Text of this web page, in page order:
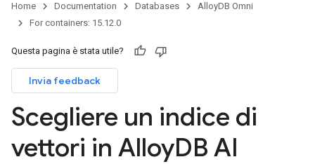
Home Documentation Databases
AlloyDB Omni
For containers: 15.12.0
Questa pagina è stata utile?
Invia feedback
Scegliere un indice di
vettori in AlloyDB AI